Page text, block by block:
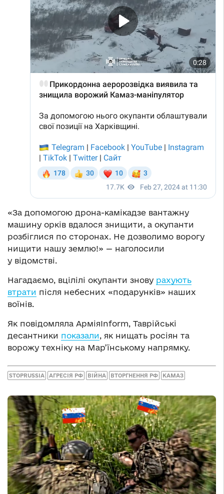
«За допомогою дрона-камікадзе вантажну
машину орків вдалося знищити, а окупанти
розбіглися по сторонах. Не дозволимо ворогу
нищити нашу землю!» — наголосили
у відомстві.
Нагадаємо, вцілілі окупанти знову рахують
втрати після небесних «подарунків» наших
воїнів.
Як повідомляла АрміяInform, Таврійські
десантники показали, як нищать росіян та
ворожу техніку на Мар’їнському напрямку.
STOPRUSSIA АГРЕСІЯ РФ ВІЙНА ВТОРГНЕННЯ РФ КАМАЗ